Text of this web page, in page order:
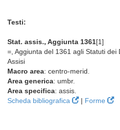
Testi:
Stat. assis., Aggiunta 1361[1]
=, Aggiunta del 1361 agli Statuti dei
Assisi
Macro area: centro-merid.
Area generica: umbr.
Area specifica: assis.
Scheda bibliografica
| Forme